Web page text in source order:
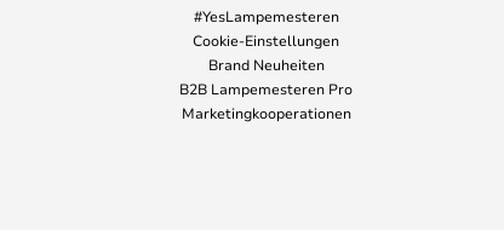
#YesLampemesteren
Cookie-Einstellungen
Brand Neuheiten
B2B Lampemesteren Pro
Marketingkooperationen